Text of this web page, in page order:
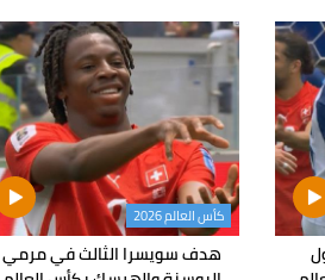
كأس العالم 2026
هدف سويسرا الثالث في مرمي